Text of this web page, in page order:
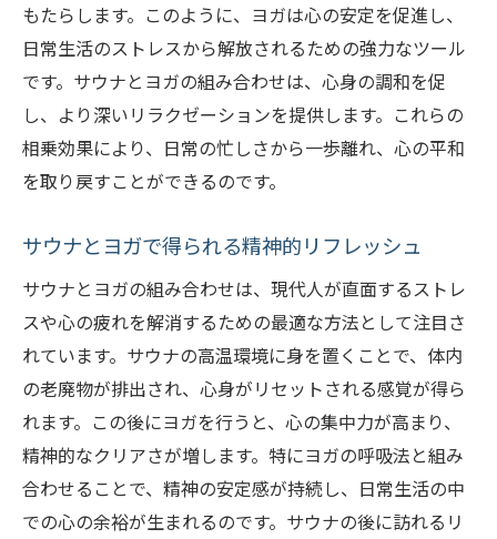
もたらします。このように、ヨガは心の安定を促進し、
日常生活のストレスから解放されるための強力なツール
です。サウナとヨガの組み合わせは、心身の調和を促
し、より深いリラクゼーションを提供します。これらの
相乗効果により、日常の忙しさから一歩離れ、心の平和
を取り戻すことができるのです。
サウナとヨガで得られる精神的リフレッシュ
サウナとヨガの組み合わせは、現代人が直面するストレ
スや心の疲れを解消するための最適な方法として注目さ
れています。サウナの高温環境に身を置くことで、体内
の老廃物が排出され、心身がリセットされる感覚が得ら
れます。この後にヨガを行うと、心の集中力が高まり、
精神的なクリアさが増します。特にヨガの呼吸法と組み
合わせることで、精神の安定感が持続し、日常生活の中
での心の余裕が生まれるのです。サウナの後に訪れるリ